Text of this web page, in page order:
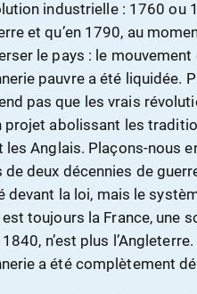
industrielle : 1760 ou
et qu’en 1790, au
le pays : le
pauvre a été liquidée.
pas que les vrais
projet abolissant les
les Anglais. Plaçons-nous
de deux décennies de
devant la loi, mais le
est toujours la France, une
1840, n’est plus
a été complètement